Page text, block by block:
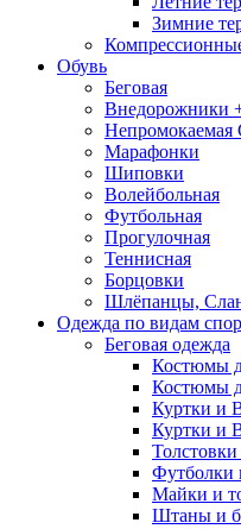
Зимние
Обувь
Беговая
Внедорожники
Непромокаемая
Марафонки
Шиповки
Волейбольная
Футбольная
Прогулочная
Теннисная
Борцовки
Шлёпанцы,
Одежда по видам
Беговая одежда
Костюмы
Костюмы
Куртки и
Куртки и
Футболки
Майки и
Штаны и